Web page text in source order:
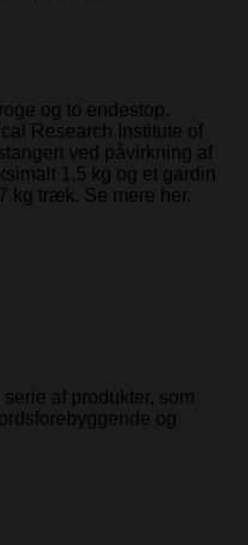
og to endestop.
Research Institute of
ved påvirkning af
1,5 kg og et gardin
kg træk. Se mere her.
af produkter, som
og